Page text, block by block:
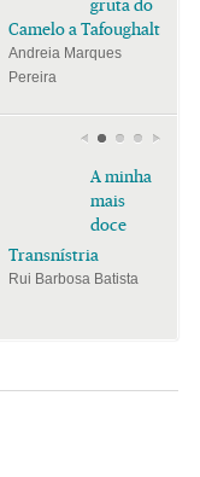
gruta do
Camelo a Tafoughalt
Andreia Marques
Pereira
A minha
mais
doce
Transnístria
Rui Barbosa Batista